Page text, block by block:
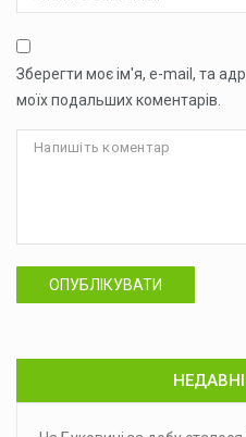
Зберегти моє ім'я, e-mail, та
моїх подальших коментарів.
ОПУБЛІКУВАТИ